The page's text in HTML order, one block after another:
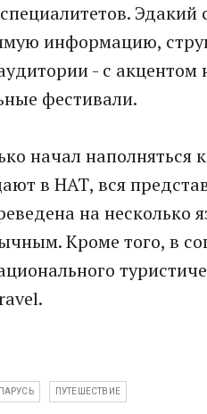
Эдакий
информацию,
- с
фестивали.
начал
в НАТ, вся
на несколько
Кроме того, в
ПУТЕШЕСТВИЕ